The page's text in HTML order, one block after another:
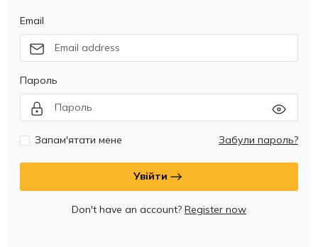
Email
Пароль
Запам'ятати мене Забули пароль?
Увійти
Don't have an account? Register now